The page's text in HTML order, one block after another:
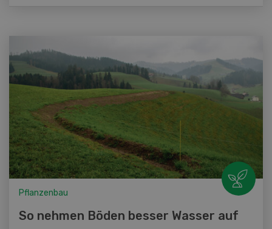
Pflanzenbau
So nehmen Böden besser Wasser auf